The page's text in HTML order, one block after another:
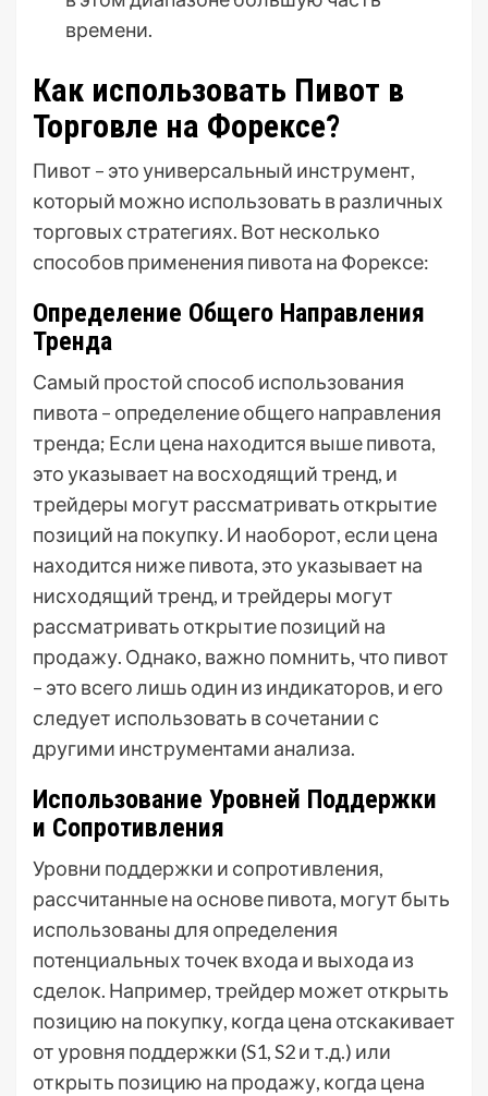
времени.
Как использовать Пивот в
Торговле на Форексе?
Пивот – это универсальный инструмент,
который можно использовать в различных
торговых стратегиях. Вот несколько
способов применения пивота на Форексе:
Определение Общего Направления
Тренда
Самый простой способ использования
пивота – определение общего направления
тренда; Если цена находится выше пивота,
это указывает на восходящий тренд, и
трейдеры могут рассматривать открытие
позиций на покупку. И наоборот, если цена
находится ниже пивота, это указывает на
нисходящий тренд, и трейдеры могут
рассматривать открытие позиций на
продажу. Однако, важно помнить, что пивот
– это всего лишь один из индикаторов, и его
следует использовать в сочетании с
другими инструментами анализа.
Использование Уровней Поддержки
и Сопротивления
Уровни поддержки и сопротивления,
рассчитанные на основе пивота, могут быть
использованы для определения
потенциальных точек входа и выхода из
сделок. Например, трейдер может открыть
позицию на покупку, когда цена отскакивает
от уровня поддержки (S1, S2 и т.д.) или
открыть позицию на продажу, когда цена